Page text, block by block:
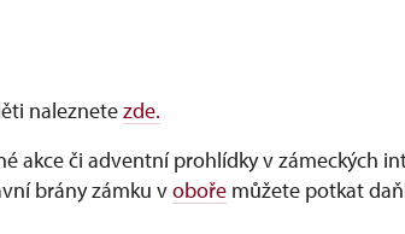
naleznetezde.
akce či adventní prohlídky v zámeckých
brány zámku voboře můžete potkat